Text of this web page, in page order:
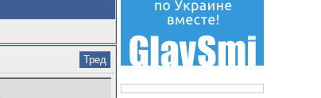
Тред